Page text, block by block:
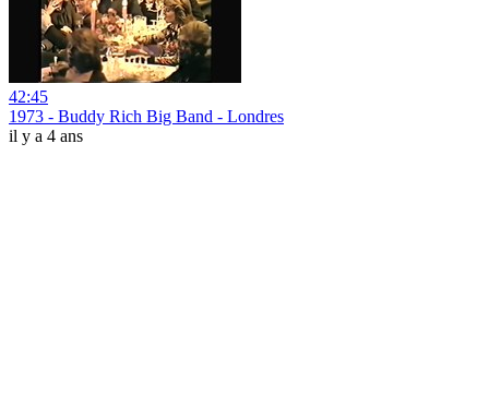
42:45
1973 - Buddy Rich Big Band - Londres
il y a 4 ans